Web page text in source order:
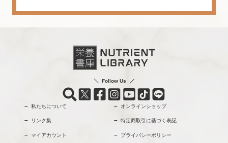
Follow Us
私たちについて オンラインショップ
リンク集 特定商取引に基づく表記
マイアカウント プライバシーポリシー